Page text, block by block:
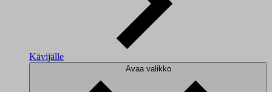
Kävijälle
Avaa valikko